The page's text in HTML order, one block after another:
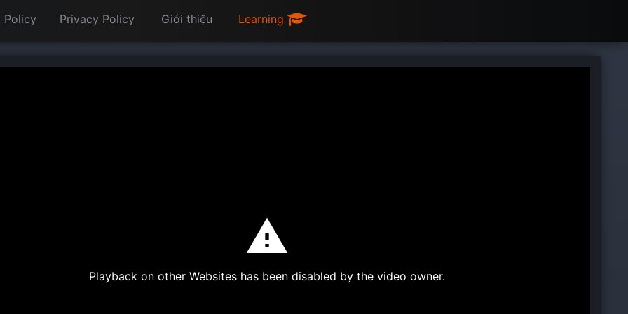
Policy Privacy Policy Giới thiệu Learning
Playback on other Websites has been disabled by the video owner.